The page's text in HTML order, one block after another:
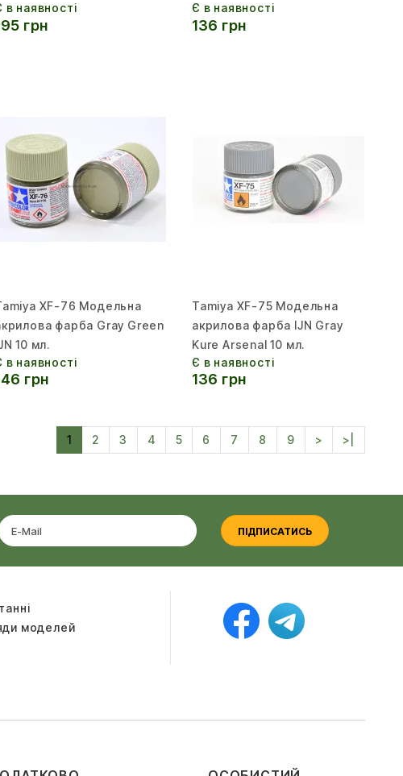
в наявності
грн
Є в наявності
136 грн
XF-76 Модельна
фарба Gray Green
10 мл.
в наявності
грн
Tamiya XF-75 Модельна
акрилова фарба IJN Gray
Kure Arsenal 10 мл.
Є в наявності
136 грн
1 2 3 4 5 6 7 8 9 > >|
ПІДПИСАТИСЬ
моделей